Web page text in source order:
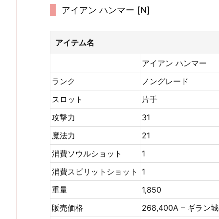
アイアン ハンマー [N]
アイテム名
アイアン ハンマー
ランク
ノングレード
スロット
片手
攻撃力
31
魔法力
21
消費ソウルショット
1
消費スピリットショット
1
重量
1,850
販売価格
268,400A – ギラン